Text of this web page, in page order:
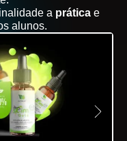
a prática e
alunos.